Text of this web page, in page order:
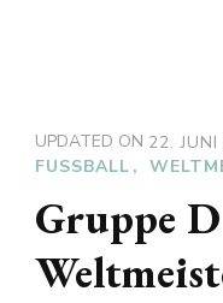
UPDATED ON 22.
FUSSBALL
Gruppe